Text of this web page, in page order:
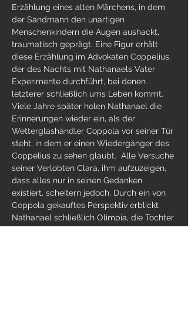
Erzählung eines alten Märchens, in dem
der Sandmann den unartigen
Menschenkindern die Augen aushackt,
traumatisch geprägt. Eine Figur erhält
diese Erzählung im Advokaten Coppelius,
der des Nachts mit Nathanaels Vater
Experimente durchführt, bei denen
letzterer schließlich ums Leben kommt.
Viele Jahre später holen Nathanael die
Erinnerungen wieder ein, als der
Wetterglashändler Coppola vor seiner Tür
steht, in dem er einen Wiedergänger des
Coppelius zu sehen glaubt.  Alle Versuche
seiner Verlobten Clara, ihm aufzuzeigen,
dass alles nur in seinen Gedanken
existiert, scheitern jedoch. Durch ein von
Coppola gekauftes Perspektiv erblickt
Nathanael schließlich Olimpia, die Tochter